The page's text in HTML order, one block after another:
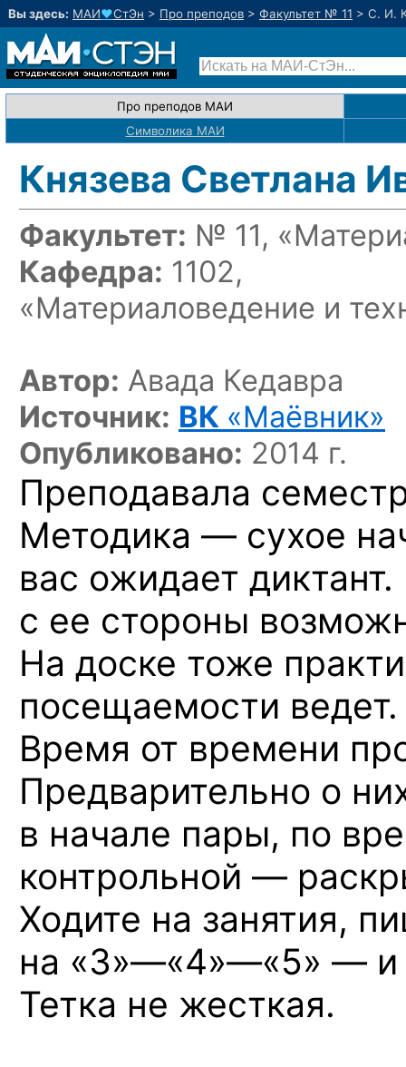
Вы здесь: МАИ♥СтЭн > Про преподов > Факультет № 11 > С. И.
Про преподов МАИ
Символика МАИ
Князева Светлана
Факультет: № 11,
Кафедра: 1102,
«Материаловедение и
Автор: Авада Кедавра
Источник: ВК «Маёвник»
Опубликовано: 2014 г.
Преподавала
Методика — сухое
вас ожидает диктант.
с ее стороны
На доске тоже
посещаемости ведет.
Время от времени
Предварительно о
в начале пары, по
контрольной —
Ходите на занятия,
на «3»—«4»—«5» —
Тетка не жесткая.